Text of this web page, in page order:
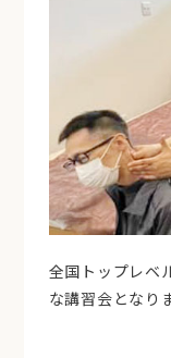
全国トップレベ
な講習会となり